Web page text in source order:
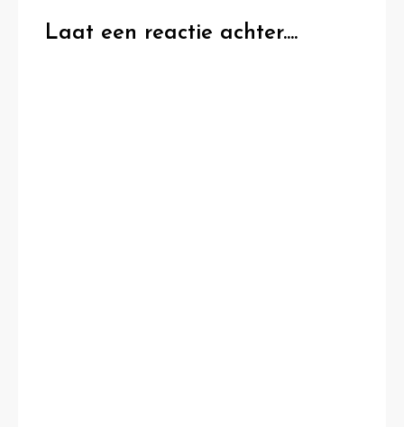
Laat een reactie achter....